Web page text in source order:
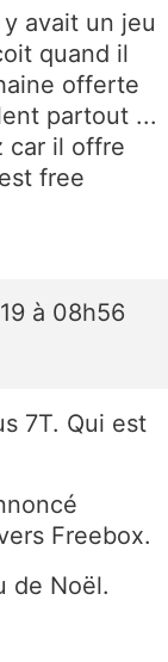
avait un jeu
quand il
offerte
partout ...
car il offre
free
à 08h56
7T. Qui est
Freebox.
de Noël.